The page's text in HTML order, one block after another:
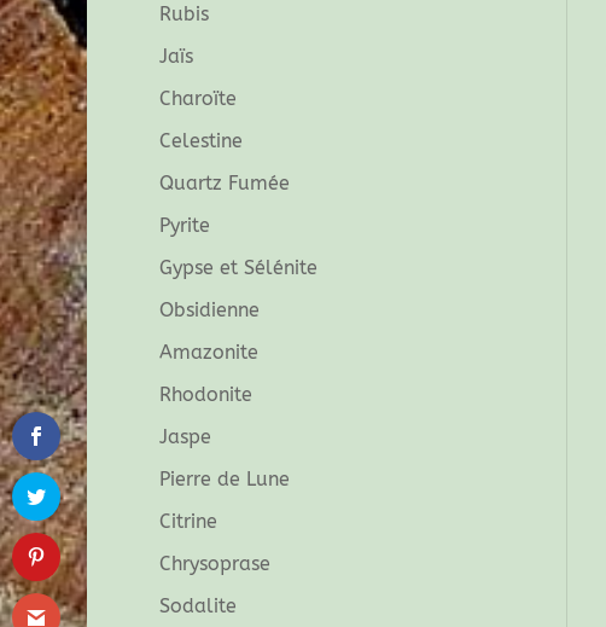
Rubis
Jaïs
Charoïte
Celestine
Quartz Fumée
Pyrite
Gypse et Sélénite
Obsidienne
Amazonite
Rhodonite
Jaspe
Pierre de Lune
Citrine
Chrysoprase
Sodalite